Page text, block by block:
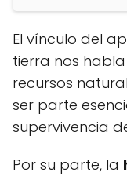
El vínculo del
tierra nos
recursos
ser parte
supervivencia
Por su parte, la